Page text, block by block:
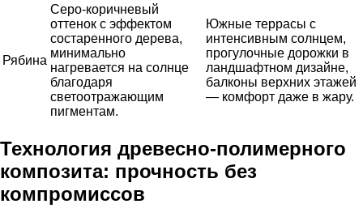
Рябина
Серо-коричневый
оттенок с эффектом
состаренного дерева,
минимально
нагревается на солнце
благодаря
светоотражающим
пигментам.
Южные террасы с
интенсивным солнцем,
прогулочные дорожки в
ландшафтном дизайне,
балконы верхних этажей
— комфорт даже в жару.
Технология древесно-полимерного
композита: прочность без
компромиссов